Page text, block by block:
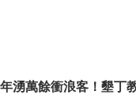
年湧萬餘衝浪客！墾丁